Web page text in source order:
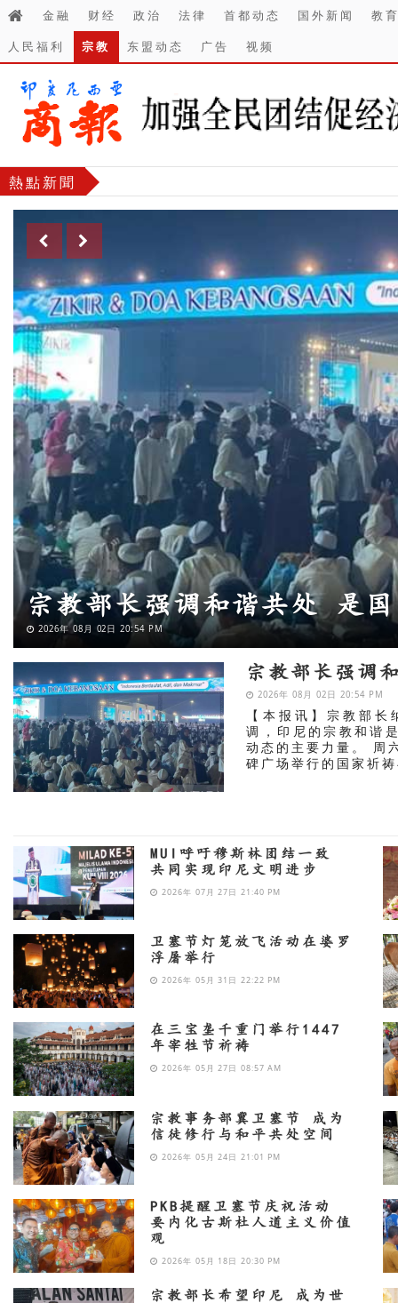
金融 财经 政治 法律 首都动态 国外新闻
教
人民福利
宗教 东盟动态 广告 视频
熱點新聞
MUI呼吁穆斯林团结一致 共
2026年 07月 27日 21:40 PM
宗教部长强调
2026年 08月 02日 20:54 PM
【本报讯】宗教部
调，印尼的宗教和谐
动态的主要力量。 周
碑广场举行的国家祈
MUI呼吁穆斯林团结一致
共同实现印尼文明进步
2026年 07月 27日 21:40 PM
卫塞节灯笼放飞活动在婆罗
浮屠举行
2026年 05月 31日 22:22 PM
在三宝垄千重门举行1447
年宰牲节祈祷
2026年 05月 27日 08:57 AM
宗教事务部冀卫塞节 成为
信徒修行与和平共处空间
2026年 05月 24日 21:01 PM
PKB提醒卫塞节庆祝活动
要内化古斯杜人道主义价值
观
2026年 05月 18日 20:30 PM
宗教部长希望印尼 成为世